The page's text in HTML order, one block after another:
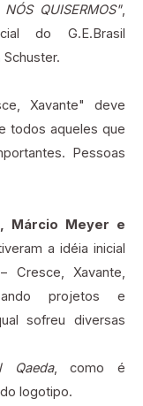
QUISERMOS",
do G.E.Brasil
Schuster.
Xavante" deve
todos aqueles que
Pessoas
Márcio Meyer e
a idéia inicial
Xavante,
projetos e
sofreu diversas
Qaeda, como é
logotipo.